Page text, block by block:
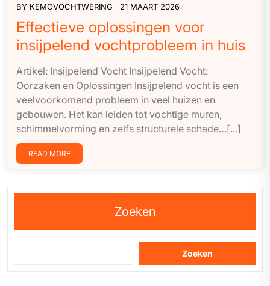
BY KEMOVOCHTWERING 21 MAART 2026
Effectieve oplossingen voor
insijpelend vochtprobleem in huis
Artikel: Insijpelend Vocht Insijpelend Vocht:
Oorzaken en Oplossingen Insijpelend vocht is een
veelvoorkomend probleem in veel huizen en
gebouwen. Het kan leiden tot vochtige muren,
schimmelvorming en zelfs structurele schade…[...]
READ MORE
Zoeken
Zoeken